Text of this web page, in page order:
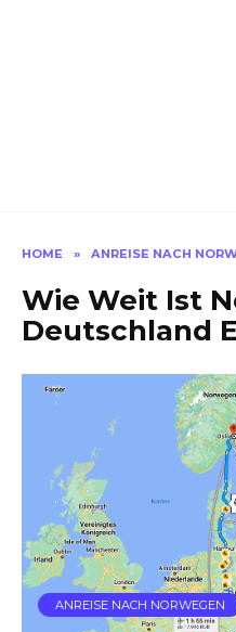
HOME » ANREISE NACH
Wie Weit Ist
Deutschland
ANREISE NACH NORWEGEN